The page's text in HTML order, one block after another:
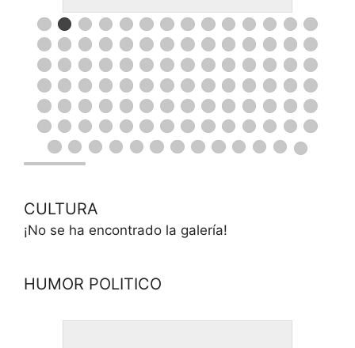
CULTURA
¡No se ha encontrado la galería!
HUMOR POLITICO